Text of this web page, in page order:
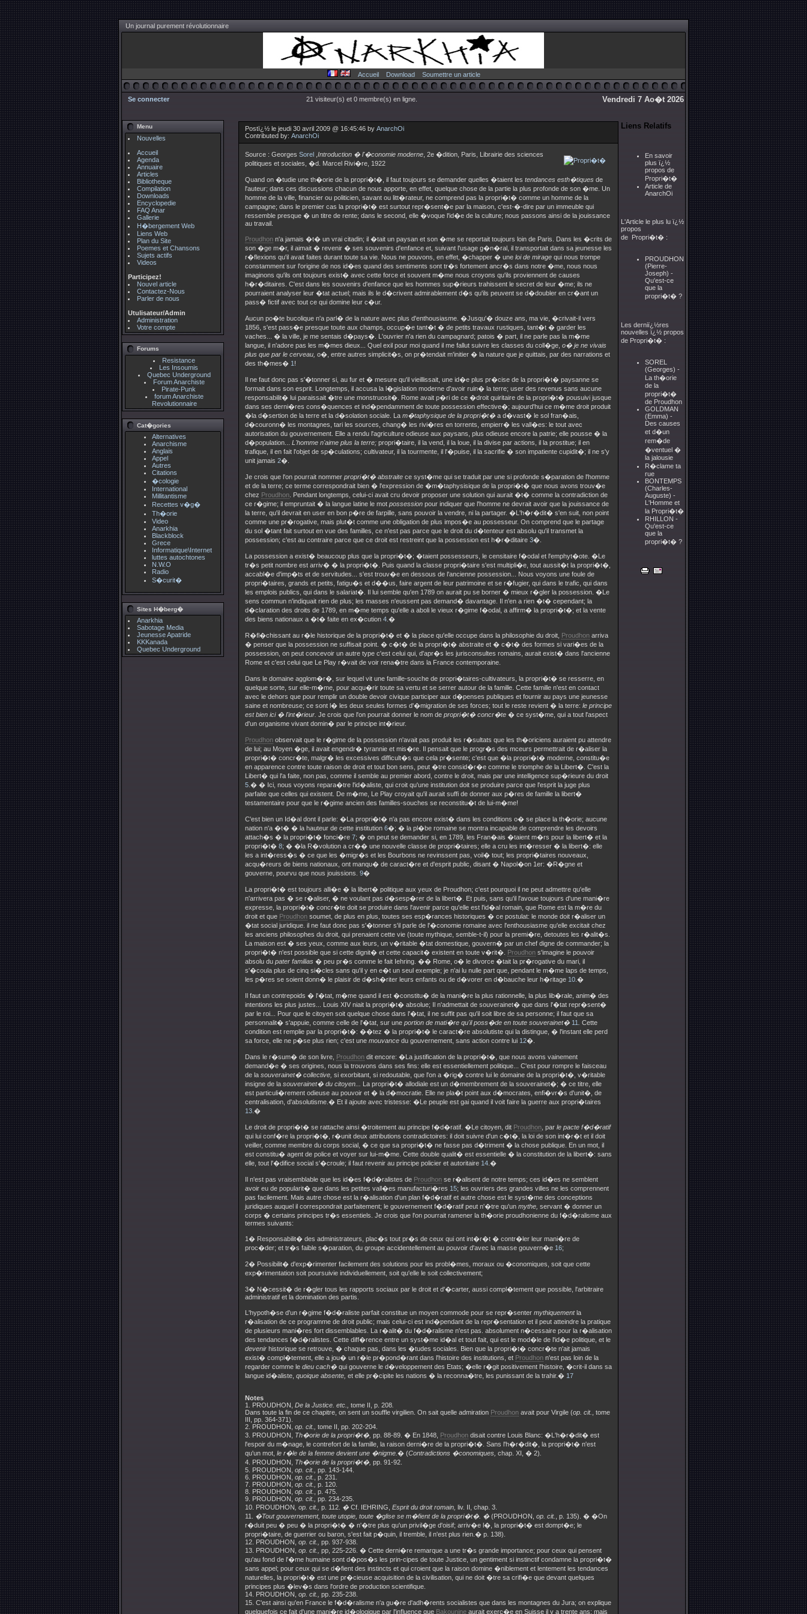
Un journal purement révolutionnaire
Accueil Download Soumettre un article
Se connecter 21 visiteur(s) et 0 membre(s) en ligne. Vendredi 7 Ao�t 2026
Menu
Nouvelles
Accueil
Agenda
Annuaire
Articles
Bibliotheque
Compilation
Downloads
Encyclopedie
FAQ Anar
Gallerie
H�bergement Web
Liens Web
Plan du Site
Poemes et Chansons
Sujets actifs
Videos
Participez!
Nouvel article
Contactez-Nous
Parler de nous
Utulisateur/Admin
Administration
Votre compte
Forums
Resistance
Les Insoumis
Quebec Underground
Forum Anarchiste
Pirate-Punk
forum Anarchiste
Revolutionnaire
Cat�gories
Alternatives
Anarchisme
Anglais
Appel
Autres
Citations
�cologie
International
Millitantisme
Recettes v�g�
Th�orie
Video
Anarkhia
Blackblock
Grece
Informatique\Internet
luttes autochtones
N.W.O
Radio
S�curit�
Sites H�berg�
Anarkhia
Sabotage Media
Jeunesse Apatride
KKKanada
Quebec Underground
Postï¿½ le jeudi 30 avril 2009 @ 16:45:46 by AnarchOi
Contributed by: AnarchOi
Source : Georges Sorel Introduction � l'�conomie moderne , 2e �dition, Paris, Librairie des sciences
politiques et sociales, �d. Marcel Rivi�re, 1922
Quand on �tudie une th�orie de la propri�t�, il faut toujours se demander quelles �taient les tendances esth�tiques de
l'auteur; dans ces discussions chacun de nous apporte, en effet, quelque chose de la partie la plus profonde de son �me. Un
homme de la ville, financier ou politicien, savant ou litt�rateur, ne comprend pas la propri�t� comme un homme de la
campagne; dans le premier cas la propri�t� est surtout repr�sent�e par la maison, c'est-�-dire par un immeuble qui
ressemble presque � un titre de rente; dans le second, elle �voque l'id�e de la culture; nous passons ainsi de la jouissance
au travail.
Proudhon n'a jamais �t� un vrai citadin; il �tait un paysan et son �me se reportait toujours loin de Paris. Dans les �crits de
son �ge m�r, il aimait � revenir � ses souvenirs d'enfance et, suivant l'usage g�n�ral, il transportait dans sa jeunesse les
r�flexions qu'il avait faites durant toute sa vie. Nous ne pouvons, en effet, �chapper � une loi de mirage qui nous trompe
constamment sur l'origine de nos id�es quand des sentiments sont tr�s fortement ancr�s dans notre �me, nous nous
imaginons qu'ils ont toujours exist� avec cette force et souvent m�me nous croyons qu'ils proviennent de causes
h�r�ditaires. C'est dans les souvenirs d'enfance que les hommes sup�rieurs trahissent le secret de leur �me; ils ne
pourraient analyser leur �tat actuel; mais ils le d�crivent admirablement d�s qu'ils peuvent se d�doubler en cr�ant un
pass� fictif avec tout ce qui domine leur c�ur.
Aucun po�te bucolique n'a parl� de la nature avec plus d'enthousiasme. �Jusqu'� douze ans, ma vie, �crivait-il vers
1856, s'est pass�e presque toute aux champs, occup�e tant�t � de petits travaux rustiques, tant�t � garder les
vaches... � la ville, je me sentais d�pays�. L'ouvrier n'a rien du campagnard; patois � part, il ne parle pas la m�me
langue, il n'adore pas les m�mes dieux... Quel exil pour moi quand il me fallut suivre les classes du coll�ge, o� je ne vivais
plus que par le cerveau, o�, entre autres simplicit�s, on pr�tendait m'initier � la nature que je quittais, par des narrations et
des th�mes� 1 !
Il ne faut donc pas s'�tonner si, au fur et � mesure qu'il vieillissait, une id�e plus pr�cise de la propri�t� paysanne se
formait dans son esprit. Longtemps, il accusa la l�gislation moderne d'avoir ruin� la terre; user des revenus sans aucune
responsabilit� lui paraissait �tre une monstruosit�. Rome avait p�ri de ce �droit quiritaire de la propri�t� pousuivi jusque
dans ses derni�res cons�quences et ind�pendamment de toute possession effective�; aujourd'hui ce m�me droit produit
�la d�sertion de la terre et la d�solation sociale. La m�taphysique de la propri�t� a d�vast� le sol fran�ais,
d�couronn� les montagnes, tari les sources, chang� les rivi�res en torrents, empierr� les vall�es: le tout avec
autorisation du gouvernement. Elle a rendu l'agriculture odieuse aux paysans, plus odieuse encore la patrie; elle pousse � la
d�population... L'homme n'aime plus la terre; propri�taire, il la vend, il la loue, il la divise par actions, il la prostitue; il en
trafique, il en fait l'objet de sp�culations; cultivateur, il la tourmente, il l'�puise, il la sacrifie � son impatiente cupidit�; il ne s'y
unit jamais 2�.
Je crois que l'on pourrait nommer propri�t� abstraite ce syst�me qui se traduit par une si profonde s�paration de l'homme
et de la terre; ce terme correspondrait bien � l'expression de �m�taphysisique de la propri�t� que nous avons trouv�e
chez Proudhon . Pendant longtemps, celui-ci avait cru devoir proposer une solution qui aurait �t� comme la contradiction de
ce r�gime; il empruntait � la langue latine le mot possession pour indiquer que l'homme ne devrait avoir que la jouissance de
la terre, qu'il devrait en user en bon p�re de farpille, sans pouvoir la vendre, ni la partager. �L'h�r�dit� s'en suit, non point
comme une pr�rogative, mais plut�t comme une obligation de plus impos�e au possesseur. On comprend que le partage
du sol �tant fait surtout en vue des familles, ce n'est pas parce que le droit du d�tenteur est absolu qu'il transmet la
possession; c'est au contraire parce que ce droit est restreint que la possession est h�r�ditaire 3�.
La possession a exist� beaucoup plus que la propri�t�; �taient possesseurs, le censitaire f�odal et l'emphyt�ote. �Le
tr�s petit nombre est arriv� � la propri�t�. Puis quand la classe propri�taire s'est multipli�e, tout aussit�t la propri�t�,
accabl�e d'imp�ts et de servitudes... s'est trouv�e en dessous de l'ancienne possession... Nous voyons une foule de
propri�taires, grands et petits, fatigu�s et d��us, faire argent de leur patrimoine et se r�fugier, qui dans le trafic, qui dans
les emplois publics, qui dans le salariat�. Il lui semble qu'en 1789 on aurait pu se borner � mieux r�gler la possession. �Le
sens commun n'indiquait rien de plus; les masses n'eussent pas demand� davantage. Il n'en a rien �t� cependant; la
d�claration des droits de 1789, en m�me temps qu'elle a aboli le vieux r�gime f�odal, a affirm� la propri�t�; et la vente
des biens nationaux a �t� faite en ex�cution 4 .�
R�fl�chissant au r�le historique de la propri�t� et � la place qu'elle occupe dans la philosophie du droit, Proudhon arriva
� penser que la possession ne suffisait point. � c�t� de la propri�t� abstraite et � c�t� des formes si vari�es de la
possession, on peut concevoir un autre type c'est celui qui, d'apr�s les jurisconsultes romains, aurait exist� dans l'ancienne
Rome et c'est celui que Le Play r�vait de voir rena�tre dans la France contemporaine.
Dans le domaine agglom�r�, sur lequel vit une famille-souche de propri�taires-cultivateurs, la propri�t� se resserre, en
quelque sorte, sur elle-m�me, pour acqu�rir toute sa vertu et se serrer autour de la famille. Cette famille n'est en contact
avec le dehors que pour remplir un double devoir civique participer aux d�penses publiques et fournir au pays une jeunesse
saine et nombreuse; ce sont l� les deux seules formes d'�migration de ses forces; tout le reste revient � la terre: le principe
est bien ici � l'int�rieur. Je crois que l'on pourrait donner le nom de propri�t� concr�te � ce syst�me, qui a tout l'aspect
d'un organisme vivant domin� par le principe int�rieur.
Proudhon observait que le r�gime de la possession n'avait pas produit les r�sultats que les th�oriciens auraient pu attendre
de lui; au Moyen �ge, il avait engendr� tyrannie et mis�re. Il pensait que le progr�s des mceurs permettrait de r�aliser la
propri�t� concr�te, malgr� les excessives difficult�s que cela pr�sente; c'est que �la propri�t� moderne, constitu�e
en apparence contre toute raison de droit et tout bon sens, peut �tre consid�r�e comme le triomphe de la Libert�. C'est la
Libert� qui l'a faite, non pas, comme il semble au premier abord, contre le droit, mais par une intelligence sup�rieure du droit
5 .� � Ici, nous voyons repara�tre l'id�aliste, qui croit qu'une institution doit se produire parce que l'esprit la juge plus
parfaite que celles qui existent. De m�me, Le Play croyait qu'il aurait suffi de donner aux p�res de famille la libert�
testamentaire pour que le r�gime ancien des familles-souches se reconstitu�t de lui-m�me!
C'est bien un Id�al dont il parle: �La propri�t� n'a pas encore exist� dans les conditions o� se place la th�orie; aucune
nation n'a �t� � la hauteur de cette institution 6�; � la pl�be romaine se montra incapable de comprendre les devoirs
attach�s � la propri�t� fonci�re 7; � on peut se demander si, en 1789, les Fran�ais �taient m�rs pour la libert� et la
propri�t� 8; � �la R�volution a cr�� une nouvelle classe de propri�taires; elle a cru les int�resser � la libert�: elle
les a int�ress�s � ce que les �migr�s et les Bourbons ne revinssent pas, voil� tout; les propri�taires nouveaux,
acqu�reurs de biens nationaux, ont manqu� de caract�re et d'esprit public, disant � Napol�on 1er: �R�gne et
gouverne, pourvu que nous jouissions. 9�
La propri�t� est toujours alli�e � la libert� politique aux yeux de Proudhon; c'est pourquoi il ne peut admettre qu'elle
n'arrivera pas � se r�aliser, � ne voulant pas d�sesp�rer de la libert�. Et puis, sans qu'il l'avoue toujours d'une mani�re
expresse, la propri�t� concr�te doit se produire dans l'avenir parce qu'elle est l'id�al romain, que Rome est la m�re du
droit et que Proudhon soumet, de plus en plus, toutes ses esp�rances historiques � ce postulat: le monde doit r�aliser un
�tat social juridique. il ne faut donc pas s'�tonner s'il parle de l'�conomie romaine avec l'enthousiasme qu'elle excitait chez
les anciens philosophes du droit, qui prenaient cette vie (toute mythique, semble-t-il) pour la premi�re, detoutes les r�alit�s.
La maison est � ses yeux, comme aux leurs, un v�ritable �tat domestique, gouvern� par un chef digne de commander; la
propri�t� n'est possible que si cette dignit� et cette capacit� existent en toute v�rit�. Proudhon s'imagine le pouvoir
absolu du pater familias � peu pr�s comme le fait Iehring. �� Rome, o� le divorce �tait la pr�rogative du mari, il
s'�coula plus de cinq si�cles sans qu'il y en e�t un seul exemple; je n'ai lu nulle part que, pendant le m�me laps de temps,
les p�res se soient donn� le plaisir de d�sh�riter leurs enfants ou de d�vorer en d�bauche leur h�ritage 10 .�
Il faut un contrepoids � l'�tat, m�me quand il est �constitu� de la mani�re la plus rationnelle, la plus lib�rale, anim� des
intentions les plus justes... Louis XIV niait la propri�t� absolue; Il n'admettait de souverainet� que dans l'�tat repr�sent�
par le roi... Pour que le citoyen soit quelque chose dans l'�tat, il ne suffit pas qu'il soit libre de sa personne; il faut que sa
personnalit� s'appuie, comme celle de l'�tat, sur une portion de mati�re qu'il poss�de en toute souverainet� 11
Cette
condition est remplie par la propri�t�: ��tez � la propri�t� le caract�re absolutiste qui la distingue, � l'instant elle perd
sa force, elle ne p�se plus rien; c'est une mouvance du gouvernement, sans action contre lui 12�.
Dans le r�sum� de son livre, Proudhon dit encore: �La justification de la propri�t�, que nous avons vainement
demand�e � ses origines, nous la trouvons dans ses fins: elle est essentiellement politique... C'est pour rompre le faisceau
de la souverainet� collective, si exorbitant, si redoutable, que l'on a �rig� contre lui le domaine de la propri�t�, v�ritable
insigne de la souverainet� du citoyen... La propri�t� allodiale est un d�membrement de la souverainet�; � ce titre, elle
est particuli�rement odieuse au pouvoir et � la d�mocratie. Elle ne pla�t point aux d�mocrates, enfi�vr�s d'unit�, de
centralisation, d'absolutisme.� Et il ajoute avec tristesse: �Le peuple est gai quand il voit faire la guerre aux propri�taires
13 .�
Le droit de propri�t� se rattache ainsi �troitement au principe f�d�ratif. �Le citoyen, dit Proudhon , par le pacte f�d�ratif
qui lui conf�re la propri�t�, r�unit deux attributions contradictoires: il doit suivre d'un c�t�, la loi de son int�r�t et il doit
veiller, comme membre du corps social, � ce que sa propri�t� ne fasse pas d�triment � la chose publique. En un mot, il
est constitu� agent de police et voyer sur lui-m�me. Cette double qualit� est essentielle � la constitution de la libert�: sans
elle, tout l'�difice social s'�croule; il faut revenir au principe policier et autoritaire 14 .�
Il n'est pas vraisemblable que les id�es f�d�ralistes de Proudhon se r�alisent de notre temps; ces id�es ne semblent
avoir eu de popularit� que dans les petites vall�es manufacturi�res 15; les ouvriers des grandes villes ne les comprennent
pas facilement. Mais autre chose est la r�alisation d'un plan f�d�ratif et autre chose est le syst�me des conceptions
juridiques auquel il correspondrait parfaitement; le gouvernement f�d�ratif peut n'�tre qu'un mythe, servant � donner un
corps � certains principes tr�s essentiels. Je crois que l'on pourrait ramener la th�orie proudhonienne du f�d�ralisme aux
termes suivants:
1� Responsabilit� des administrateurs, plac�s tout pr�s de ceux qui ont int�r�t � contr�ler leur mani�re de
proc�der; et tr�s faible s�paration, du groupe accidentellement au pouvoir d'avec la masse gouvern�e 16;
2� Possibilit� d'exp�rimenter facilement des solutions pour les probl�mes, moraux ou �conomiques, soit que cette
exp�rimentation soit poursuivie individuellement, soit qu'elle le soit collectivement;
3� N�cessit� de r�gler tous les rapports sociaux par le droit et d'�carter, aussi compl�tement que possible, l'arbitraire
administratif et la domination des partis.
L'hypoth�se d'un r�gime f�d�raliste parfait constitue un moyen commode pour se repr�senter mythiquementla
r�alisation de ce programme de droit public; mais celui-ci est ind�pendant de la repr�sentation et il peut atteindre la pratique
de plusieurs mani�res fort dissemblables. La r�alit� du f�d�ralisme n'est pas. absolument n�cessaire pour la r�alisation
des tendances f�d�ralistes. Cette diff�rence entre un syst�me id�al et tout fait, qui est le mod�le de l'id�e politique, et le
devenir historique se retrouve, � chaque pas, dans les �tudes sociales. Bien que la propri�t� concr�te n'ait jamais
exist� compl�tement, elle a jou� un r�le pr�pond�rant dans l'histoire des institutions, et Proudhon n'est pas loin de la
regarder comme le dieu cach� qui gouverne le d�veloppement des Etats; �elle r�git positivement l'histoire, �crit-il dans sa
langue id�aliste, quoique absente, et elle pr�cipite les nations � la reconna�tre, les punissant de la trahir.� 17
Notes
1. PROUDHON, De la Justice. etc., tome II, p. 208
Dans toute la fin de ce chapitre, on sent un souffle virgilien. On sait quelle admiration Proudhon avait pour Virgile (op. cit.
, tome
III, pp. 364-371).
2. PROUDHON, op. cit., tome II, pp. 202-204.
3. PROUDHON, Th�orie de la propri�t�, pp. 88-89. � En 1848, Proudhon disait contre Louis Blanc: �L'h�r�dit� est
l'espoir du m�nage, le contrefort de la famille, la raison derni�re de la propri�t�. Sans l'h�r�dit�, la propri�t� n'est
qu'un mot, le r�le de la femme devient une �nigme. � (Contradictions �conomiques, chap. XI, � 2)
4. PROUDHON, Th�orie de la propri�t�, pp. 91-92.
5. PROUDHON, op. cit., pp. 143-144.
6. PROUDHON, op. cit.
, p. 231.
7. PROUDHON, op. cit., p. 120.
8. PROUDHON, op. cit.
, p. 475.
9. PROUDHON, op. cit., pp. 234-235.
10. PROUDHON , op. cit., p. 112. � Cf. IEHRING, Esprit du droit romain, liv. II, chap. 3.
11.
�Tout gouvernement, toute utopie, toute �glise se m�fient de la propri�t�. � (PROUDHON, op. cit.
p. 135). � �On
r�duit peu � peu � la propri�t� � n'�tre plus qu'un privil�ge d'oisif; arriv�e l�, la propri�t� est dompt�e; le
propri�taire, de guerrier ou baron, s'est fait p�quin, il tremble, il n'est plus rien.� p. 138).
12. PROUDHON, op. cit., pp. 937-938.
13. PROUDHON, op. cit., pp, 225-226. � Cette derni�re remarque a une tr�s grande importance; pour ceux qui pensent
qu'au fond de l'�me humaine sont d�pos�s les prin-cipes de toute Justice, un gentiment si instinctif condamne la propri�t�
sans appel; pour ceux qui se d�fient des instincts et qui croient que la raison domine �niblement et lentement les tendances
naturelles, la propri�t� est une pr�cieuse acquisition de la civilisation, qui ne doit �tre sa crifi�e que devant quelques
principes plus �lev�s dans l'ordre de production scientifique.
14. PROUDHON, op. cit., pp. 235-238.
15. C'est ainsi qu'en France le f�d�ralisme n'a gu�re d'adh�rents socialistes que dans les montagnes du Jura; on explique
quelquefois ce fait d'une mani�re id�ologique par l'influence que Bakounine aurait exerc�e en Suisse il y a trente ans; mais
Liens Relatifs
En savoir
plus ï¿½
propos de
Propri�t�
Article de
AnarchOi
L'Article le plus lu ï¿½
propos
de Propri�t� :
PROUDHON
(Pierre-
Joseph) -
Qu'est-ce
que la
propri�t� ?
Les derniï¿½res
nouvelles ï¿½ propos
de Propri�t� :
SOREL
(Georges) -
La th�orie
de la
propri�t�
de Proudhon
GOLDMAN
(Emma) -
Des causes
et d�un
rem�de
�ventuel �
la jalousie
R�clame ta
rue
BONTEMPS
(Charles-
Auguste) -
L'Homme et
la Propri�t�
RHILLON -
Qu'est-ce
que la
propri�t� ?